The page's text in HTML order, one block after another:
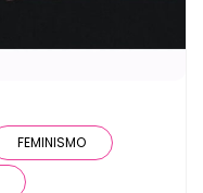
FEMINISMO